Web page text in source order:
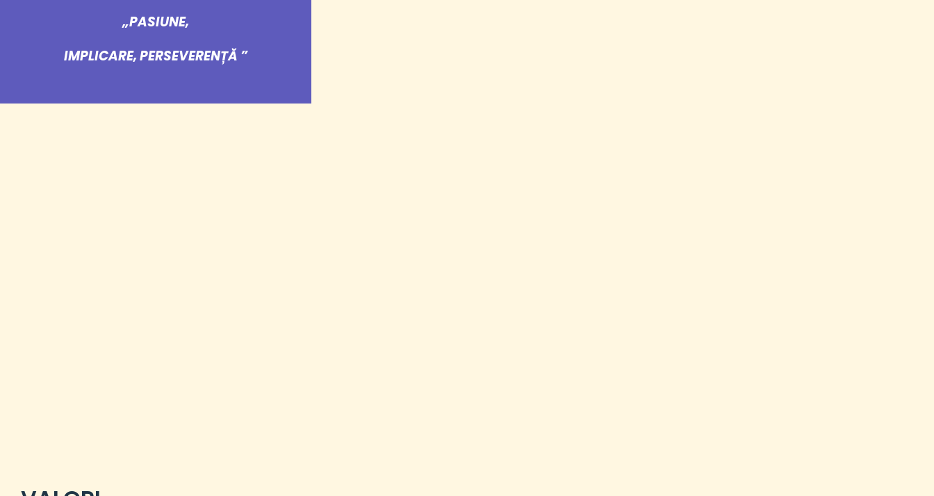
„PASIUNE,
IMPLICARE, PERSEVERENȚĂ ”